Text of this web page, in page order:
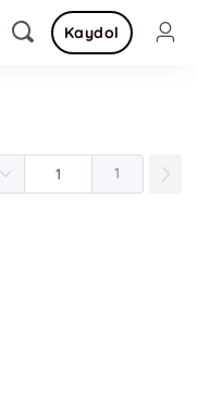
Kaydol
1